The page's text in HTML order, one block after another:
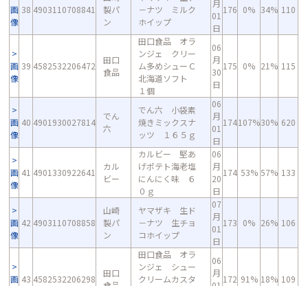
画
像
38 4903110708841
製パ
ン
－ナツ ミルク
ホイップ
月
01
日
176 0% 34% 110
画
像
39 4582532206472
田口
食品
田口食品 オラ
ンジェ クリー
ム多めシューＣ
北海道ソフト
１個
06
月
30
日
175 0% 21% 115
画
像
40 4901930027814
でん
六
でん六 小袋素
焼きミックスナ
ッツ １６５ｇ
06
月
01
日
174107%30% 620
画
像
41 4901330922641
カル
ビー
カルビー 堅あ
げポテト海老塩
にんにく味 ６
０ｇ
06
月
20
日
174 53% 57% 133
画
像
42 4903110708858
山崎
製パ
ン
ヤマザキ 生ド
－ナツ 生チョ
コホイップ
07
月
01
日
173 0% 26% 106
画 43 4582532206298
田口
田口食品 オラ
ンジェ シュー
クリームカスタ
06
月
172 91% 18% 109